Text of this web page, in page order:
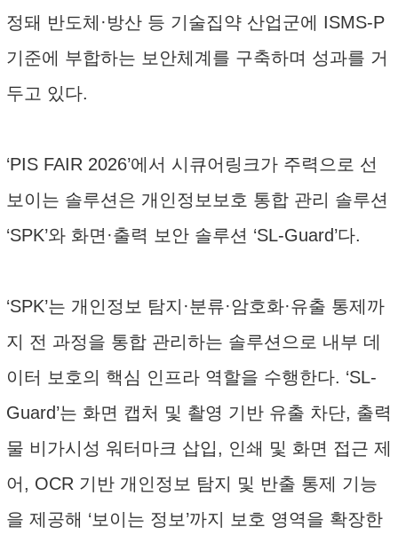
정돼 반도체·방산 등 기술집약 산업군에 ISMS-P
기준에 부합하는 보안체계를 구축하며 성과를 거
두고 있다.
‘PIS FAIR 2026’에서 시큐어링크가 주력으로 선
보이는 솔루션은 개인정보보호 통합 관리 솔루션
‘SPK’와 화면·출력 보안 솔루션 ‘SL-Guard’다.
‘SPK’는 개인정보 탐지·분류·암호화·유출 통제까
지 전 과정을 통합 관리하는 솔루션으로 내부 데
이터 보호의 핵심 인프라 역할을 수행한다. ‘SL-
Guard’는 화면 캡처 및 촬영 기반 유출 차단, 출력
물 비가시성 워터마크 삽입, 인쇄 및 화면 접근 제
어, OCR 기반 개인정보 탐지 및 반출 통제 기능
을 제공해 ‘보이는 정보’까지 보호 영역을 확장한